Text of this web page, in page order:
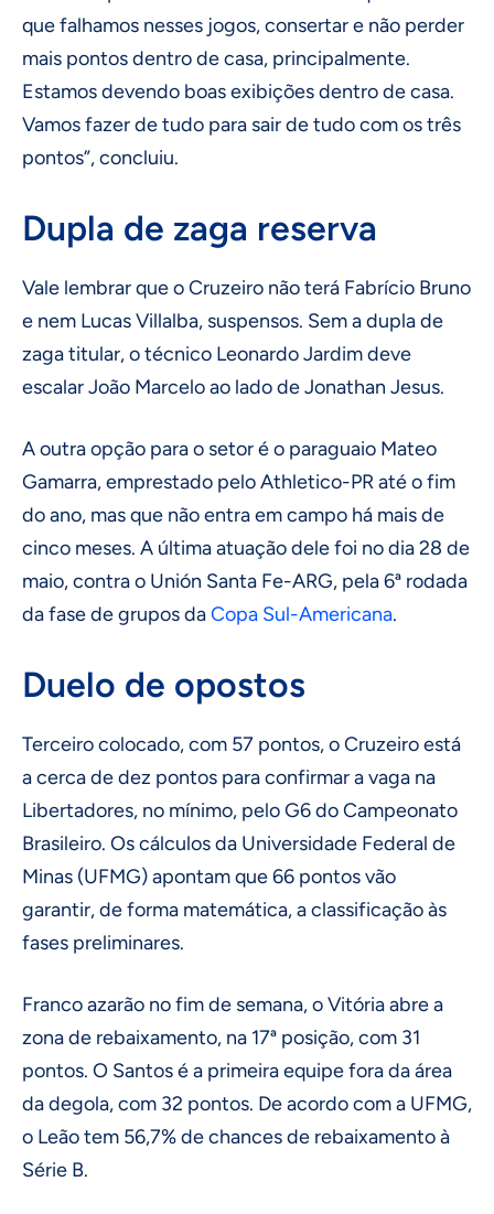
que falhamos nesses jogos, consertar e não perder
mais pontos dentro de casa, principalmente.
Estamos devendo boas exibições dentro de casa.
Vamos fazer de tudo para sair de tudo com os três
pontos”, concluiu.
Dupla de zaga reserva
Vale lembrar que o Cruzeiro não terá Fabrício Bruno
e nem Lucas Villalba, suspensos. Sem a dupla de
zaga titular, o técnico Leonardo Jardim deve
escalar João Marcelo ao lado de Jonathan Jesus.
A outra opção para o setor é o paraguaio Mateo
Gamarra, emprestado pelo Athletico-PR até o fim
do ano, mas que não entra em campo há mais de
cinco meses. A última atuação dele foi no dia 28 de
maio, contra o Unión Santa Fe-ARG, pela 6ª rodada
da fase de grupos daCopa Sul-Americana.
Duelo de opostos
Terceiro colocado, com 57 pontos, o Cruzeiro está
a cerca de dez pontos para confirmar a vaga na
Libertadores, no mínimo, pelo G6 do Campeonato
Brasileiro. Os cálculos da Universidade Federal de
Minas (UFMG) apontam que 66 pontos vão
garantir, de forma matemática, a classificação às
fases preliminares.
Franco azarão no fim de semana, o Vitória abre a
zona de rebaixamento, na 17ª posição, com 31
pontos. O Santos é a primeira equipe fora da área
da degola, com 32 pontos. De acordo com a UFMG,
o Leão tem 56,7% de chances de rebaixamento à
Série B.